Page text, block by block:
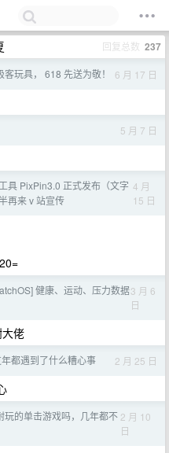
回复总数 237
客玩具， 618 先送为敬！ 6 月 17 日
5 月 7 日
具 PixPin3.0 正式发布（文字
再来 v 站宣传
4 月
15 日
健康、运动、压力数据3 月 6
日
佬
都遇到了什么糟心事 2 月 25 日
玩的单击游戏吗，几年都不 2 月 10
日